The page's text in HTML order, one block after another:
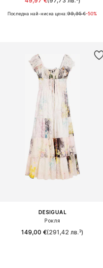
Налични размери: 34, 36, 38, 42
Последна най-ниска цена:99,95 €-50%
DESIGUAL
Рокля
149,00 €(291,42 лв.³)